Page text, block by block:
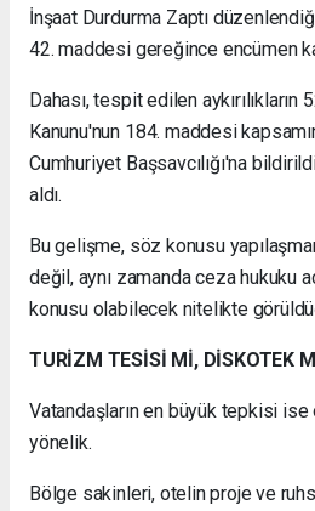
İnşaat Durdurma Zaptı
42. maddesi gereğince encümen
Dahası, tespit edilen aykırılıkların
Kanunu'nun 184. maddesi
Cumhuriyet Başsavcılığı'na
aldı.
Bu gelişme, söz konusu
değil, aynı zamanda ceza hukuku
konusu olabilecek nitelikte
TURİZM TESİSİ Mİ, DİSKOTEK
Vatandaşların en büyük tepkisi
yönelik.
Bölge sakinleri, otelin proje ve